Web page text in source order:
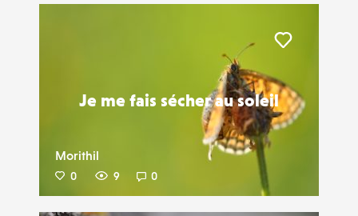
Je me fais sécher au soleil
Morithil
0 9 0